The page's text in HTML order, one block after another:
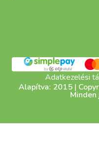
Adatkezelési
Alapítva: 2015 |